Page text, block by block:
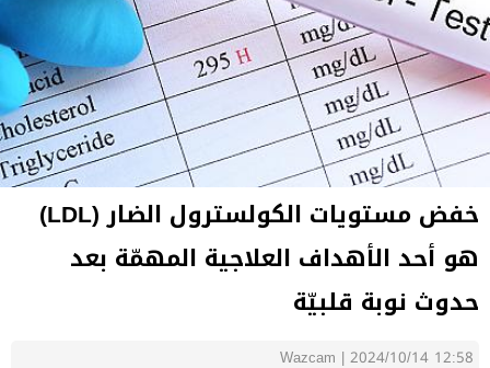
خفض مستويات الكولسترول الضار (LDL)
هو أحد الأهداف العلاجية المهمّة بعد
حدوث نوبة قلبيّة
Wazcam | 2024/10/14 12:58